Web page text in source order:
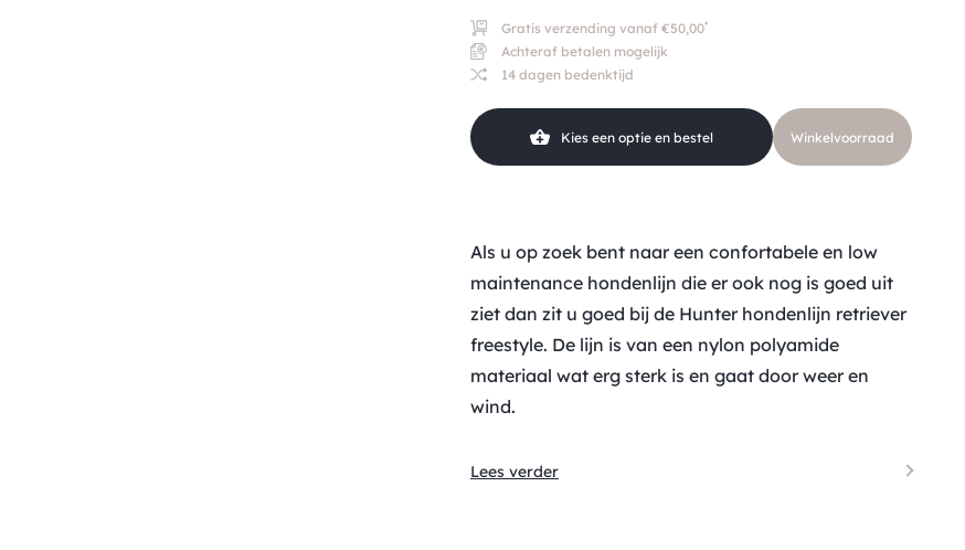
Gratis verzending vanaf €50,00*
Achteraf betalen mogelijk
14 dagen bedenktijd
Kies een optie en bestel Winkelvoorraad
Als u op zoek bent naar een confortabele en low
maintenance hondenlijn die er ook nog is goed uit
ziet dan zit u goed bij de Hunter hondenlijn retriever
freestyle. De lijn is van een nylon polyamide
materiaal wat erg sterk is en gaat door weer en
wind.
Lees verder